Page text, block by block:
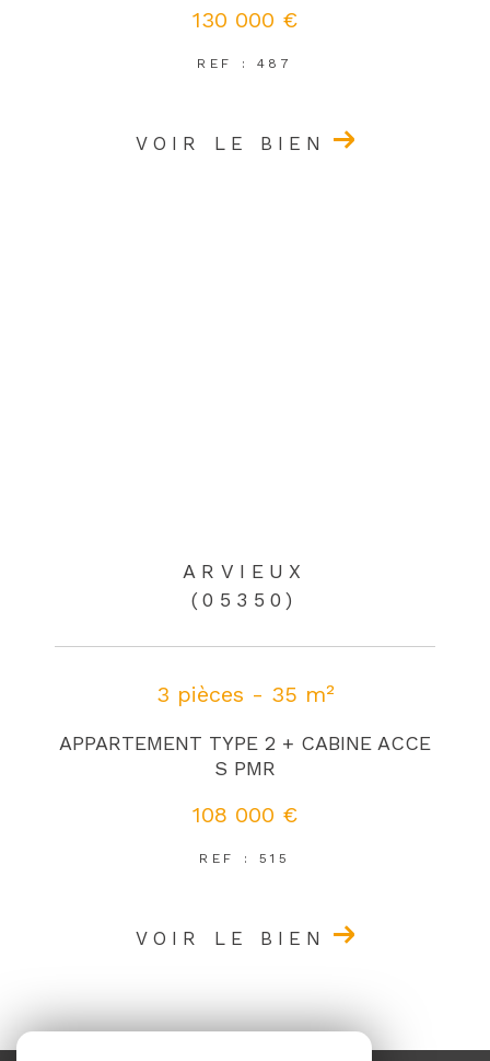
130 000 €
REF : 487
VOIR LE BIEN
ARVIEUX
(05350)
3 pièces - 35 m²
APPARTEMENT TYPE 2 + CABINE ACCE
S PMR
108 000 €
REF : 515
VOIR LE BIEN